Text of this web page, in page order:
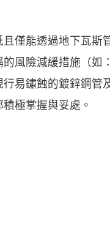
僅能透過地下瓦斯
風險減緩措施（如
易鏽蝕的鍍鋅鋼管
極掌握與妥處。